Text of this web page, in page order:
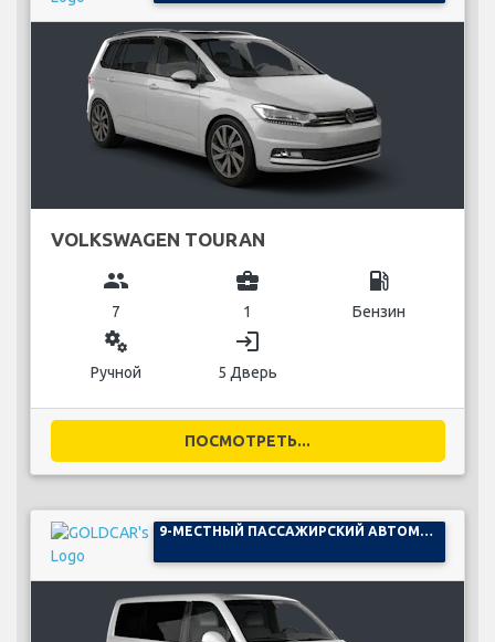
VOLKSWAGEN TOURAN
group
7
business_center
1
local_gas_station
Бензин
miscellaneous_services
Ручной
login
5 Дверь
ПОСМОТРЕТЬ...
9-МЕСТНЫЙ ПАССАЖИРСКИЙ АВТОМОБИЛЬ